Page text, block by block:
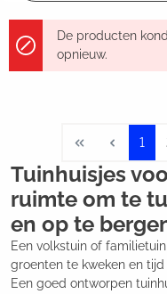
De producten
opnieuw.
1
Tuinhuisjes
ruimte om te
en op te
Een volkstuin of
groenten te kweken en
Een goed ontworpen